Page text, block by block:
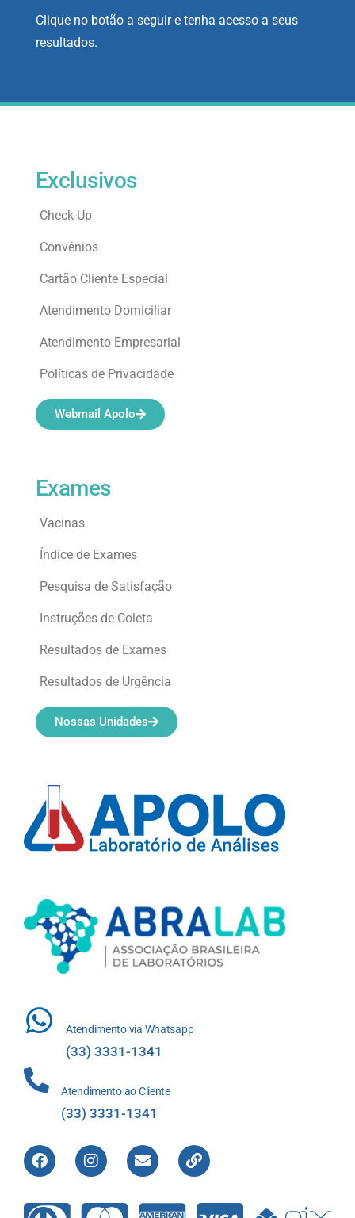
Clique no botão a seguir e tenha acesso a seus
resultados.
Atendimento via Whatsapp
(33) 3331-1341
Atendimento ao Cliente
(33) 3331-1341
Exames
Vacinas
Índice de Exames
Pesquisa de Satisfação
Instruções de Coleta
Resultados de Exames
Resultados de Urgência
Nossas Unidades
Exclusivos
Check-Up
Convênios
Cartão Cliente Especial
Atendimento Domiciliar
Atendimento Empresarial
Políticas de Privacidade
Webmail Apolo